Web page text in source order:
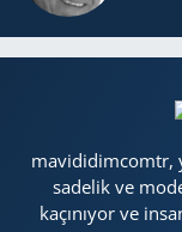
mavididimcomtr,
sadelik ve
kaçınıyor ve